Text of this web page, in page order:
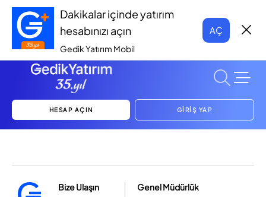
Dakikalar içinde yatırım
hesabınızı açın
Gedik Yatırım Mobil
AÇ
HESAP AÇIN GİRİŞ YAP
Bize Ulaşın
Genel Müdürlük